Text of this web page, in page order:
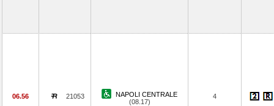
06.56 21053
NAPOLI CENTRALE
(08.17)
4